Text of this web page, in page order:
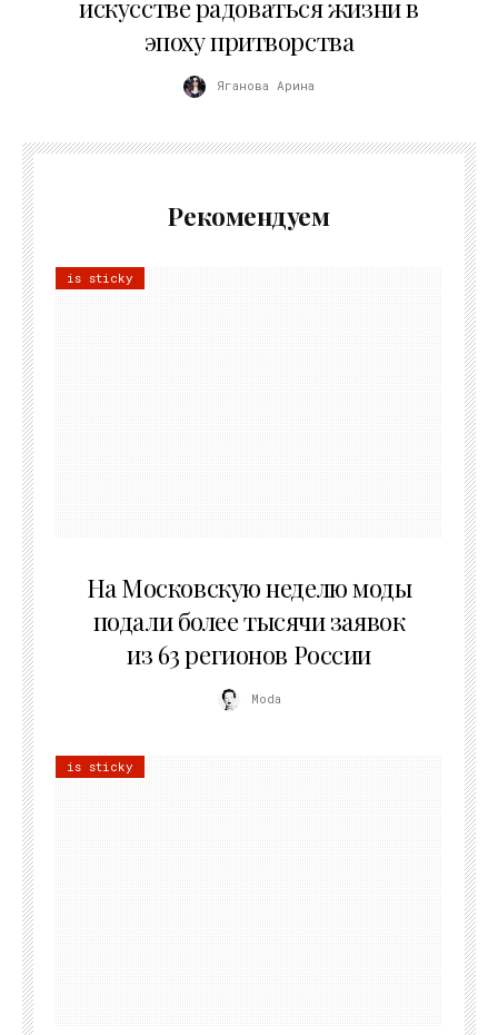
искусстве радоваться жизни в
эпоху притворства
Яганова Арина
Рекомендуем
is sticky
На Московскую неделю моды
подали более тысячи заявок
из 63 регионов России
Moda
is sticky